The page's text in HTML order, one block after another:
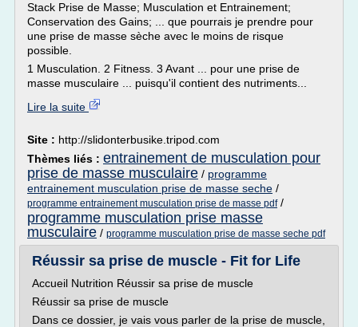
Stack Prise de Masse; Musculation et Entrainement;
Conservation des Gains; ... que pourrais je prendre pour
une prise de masse sèche avec le moins de risque
possible.
1 Musculation. 2 Fitness. 3 Avant ... pour une prise de
masse musculaire ... puisqu'il contient des nutriments...
Lire la suite
Site : http://slidonterbusike.tripod.com
Thèmes liés : entrainement de musculation pour
prise de masse musculaire / programme
entrainement musculation prise de masse seche /
programme entrainement musculation prise de masse pdf/
programme musculation prise masse
musculaire / programme musculation prise de masse seche pdf
Réussir sa prise de muscle - Fit for Life
Accueil Nutrition Réussir sa prise de muscle
Réussir sa prise de muscle
Dans ce dossier, je vais vous parler de la prise de muscle,